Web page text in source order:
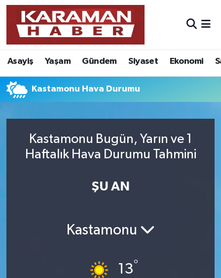
Asayiş Yaşam Gündem Siyaset Ekonomi
Kastamonu Hava Durumu
Kastamonu Bugün, Yarın ve 1
Haftalık Hava Durumu Tahmini
ŞU AN
Kastamonu
13°
Asayiş
Bilim - Teknoloji
Eğitim
Foto Galeri
Nöbetçi Eczaneler
Hava Durumu
Karaman Namaz Vakitleri
Süper Lig Puan Durumu ve Fikstür
Son Dakika Haberleri